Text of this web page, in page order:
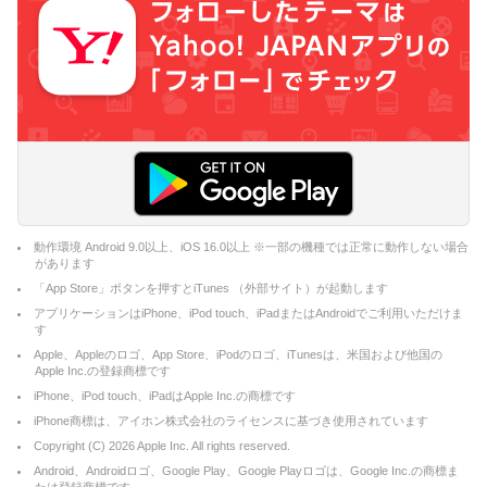
動作環境 Android 9.0以上、iOS 16.0以上 ※一部の機種では正常に動作しない場合
があります
「App Store」ボタンを押すとiTunes （外部サイト）が起動します
アプリケーションはiPhone、iPod touch、iPadまたはAndroidでご利用いただけま
す
Apple、Appleのロゴ、App Store、iPodのロゴ、iTunesは、米国および他国の
Apple Inc.の登録商標です
iPhone、iPod touch、iPadはApple Inc.の商標です
iPhone商標は、アイホン株式会社のライセンスに基づき使用されています
Copyright (C) 2026Apple Inc. All rights reserved.
Android、Androidロゴ、Google Play、Google Playロゴは、Google Inc.の商標ま